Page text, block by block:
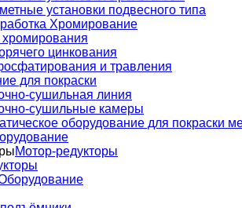
установки подвесного типа
Хромирование
цинкования
и травления
для покраски
сушильная линия
сушильные камеры
оборудование для покраски
Мотор-редукторы